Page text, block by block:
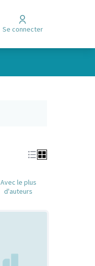
Se connecter
Avec le plus
d'auteurs